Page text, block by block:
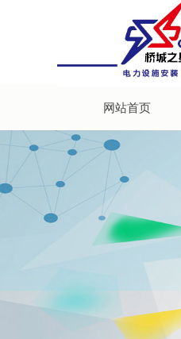
网站首页